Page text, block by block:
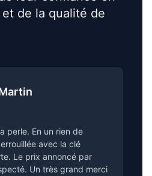
de la qualité de
perle. En un rien de
avec la clé
Le prix annoncé par
Un très grand merci